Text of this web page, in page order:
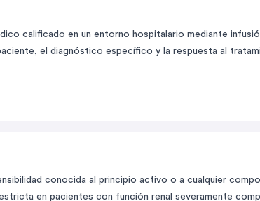
calificado en un entorno hospitalario mediante
el diagnóstico específico y la respuesta al
conocida al principio activo o a cualquier
en pacientes con función renal severamente